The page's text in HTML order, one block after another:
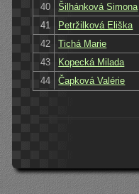
40
Šilhánková Simona
41
Petržilková Eliška
42
Tichá Marie
43
Kopecká Milada
44
Čapková Valérie